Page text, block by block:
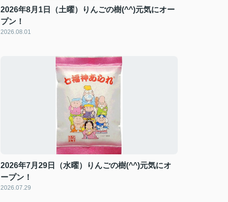
2026年8月1日（土曜）りんごの樹(^^)元気にオー
プン！
2026.08.01
2026年7月29日（水曜）りんごの樹(^^)元気にオ
ープン！
2026.07.29